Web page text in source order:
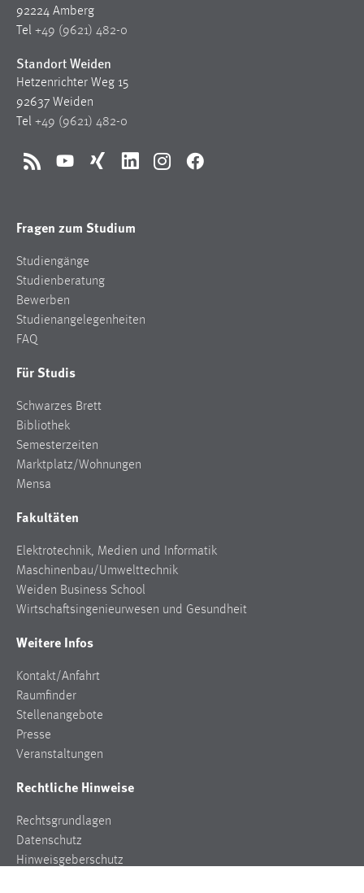
92224 Amberg
Tel +49 (9621) 482-0
Standort Weiden
Hetzenrichter Weg 15
92637 Weiden
Tel +49 (9621) 482-0
RSS YouTubeXing LinkedInInstagramFacebook
Fragen zum Studium
Studiengänge
Studienberatung
Bewerben
Studienangelegenheiten
FAQ
Für Studis
Schwarzes Brett
Bibliothek
Semesterzeiten
Marktplatz/Wohnungen
Mensa
Fakultäten
Elektrotechnik, Medien und Informatik
Maschinenbau/Umwelttechnik
Weiden Business School
Wirtschaftsingenieurwesen und Gesundheit
Weitere Infos
Kontakt/Anfahrt
Raumfinder
Stellenangebote
Presse
Veranstaltungen
Rechtliche Hinweise
Rechtsgrundlagen
Datenschutz
Hinweisgeberschutz